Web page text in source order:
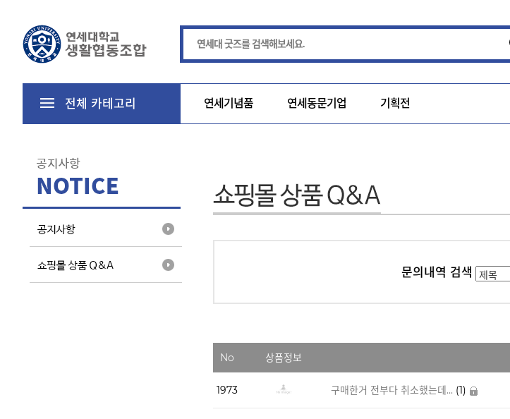
전체 카테고리
전체 카테고리 연세기념품 연세동문기업 기획전
문의내역 검색
No
상품정보
1973 구매한거 전부다 취소했는데... (1)